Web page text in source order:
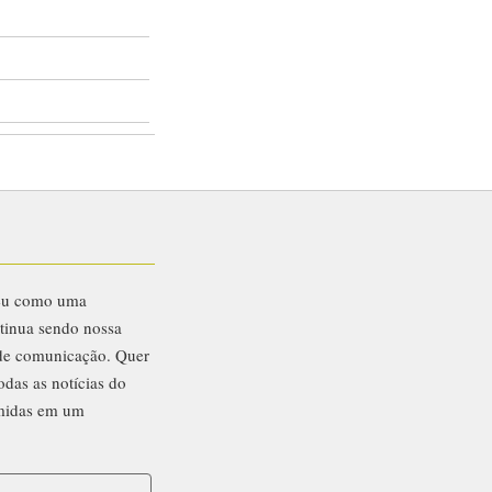
como uma
sendo nossa
comunicação. Quer
as notícias do
em um